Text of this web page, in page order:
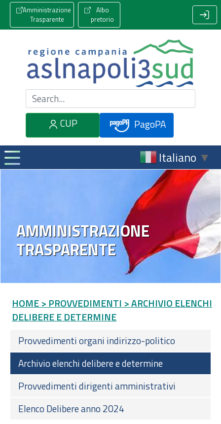
Amministrazione
Trasparente
Albo
pretorio
Cerca nel sito
CUP
PagoPA
Italiano ▼
AMMINISTRAZIONE
TRASPARENTE
HOME > PROVVEDIMENTI > ARCHIVIO ELENCHI
DELIBERE E DETERMINE
Provvedimenti organi indirizzo-politico
Archivio elenchi delibere e determine
Provvedimenti dirigenti amministrativi
Elenco Delibere anno 2024